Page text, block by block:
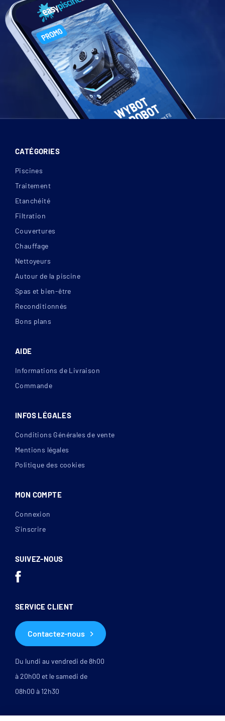
CATÉGORIES
Piscines
Traitement
Etanchéité
Filtration
Couvertures
Chauffage
Nettoyeurs
Autour de la piscine
Spas et bien-être
Reconditionnés
Bons plans
AIDE
Informations de Livraison
Commande
INFOS LÉGALES
Conditions Générales de vente
Mentions légales
Politique des cookies
MON COMPTE
Connexion
S’inscrire
SUIVEZ-NOUS
SERVICE CLIENT
Contactez-nous
Du lundi au vendredi de 8h00
à 20h00 et le samedi de
08h00 à 12h30